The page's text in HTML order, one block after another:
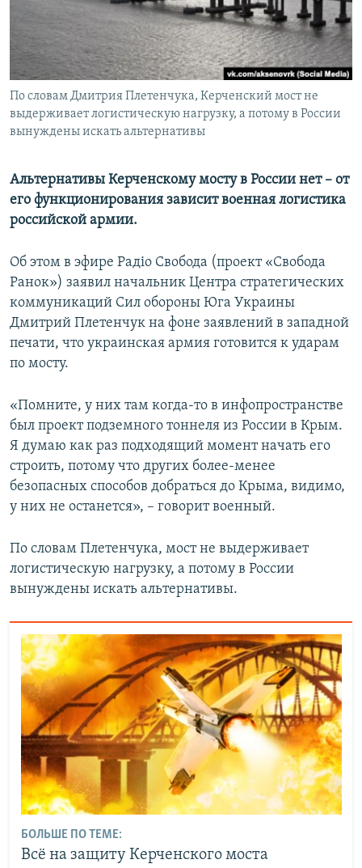
ПОБЕДИТЕЛЕЙ НЕ СУДЯТ?
КРЫМ.НЕПОКОРЕННЫЙ
ELIFBE
УКРАИНСКАЯ ПРОБЛЕМА КРЫМА
ПРИСОЕДИНЯЙТЕСЬ!
Все сайты RFE/RL
По словам Дмитрия Плетенчука, Керченский мост не
выдерживает логистическую нагрузку, а потому в России
вынуждены искать альтернативы
Альтернативы Керченскому мосту в России нет – от
его функционирования зависит военная логистика
российской армии.
Об этом в эфире Радіо Свобода (проект «Свобода
Ранок») заявил начальник Центра стратегических
коммуникаций Сил обороны Юга Украины
Дмитрий Плетенчук на фоне заявлений в западной
печати, что украинская армия готовится к ударам
по мосту.
«Помните, у них там когда-то в инфопространстве
был проект подземного тоннеля из России в Крым.
Я думаю как раз подходящий момент начать его
строить, потому что других более-менее
безопасных способов добраться до Крыма, видимо,
у них не останется», – говорит военный.
По словам Плетенчука, мост не выдерживает
логистическую нагрузку, а потому в России
вынуждены искать альтернативы.
БОЛЬШЕ ПО ТЕМЕ:
Всё на защиту Керченского моста